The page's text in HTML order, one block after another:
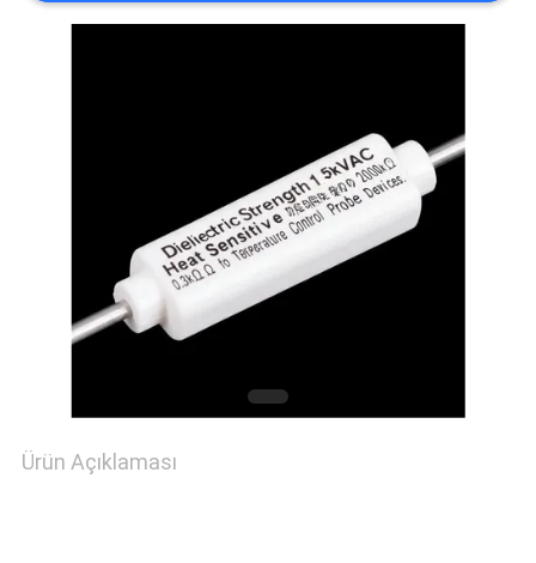
ILETIŞIME
TEKLIF
ISTEĞI
VR
Ürün Açıklaması